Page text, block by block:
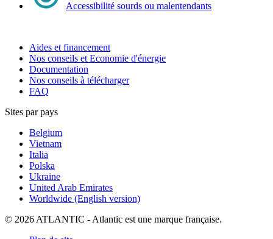
Accessibilité sourds ou malentendants
Aides et financement
Nos conseils et Economie d'énergie
Documentation
Nos conseils à télécharger
FAQ
Sites par pays
Belgium
Vietnam
Italia
Polska
Ukraine
United Arab Emirates
Worldwide (English version)
© 2026 ATLANTIC - Atlantic est une marque française.